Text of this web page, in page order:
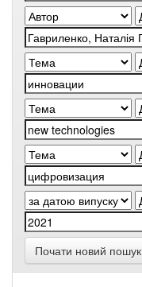
Почати новий пошук